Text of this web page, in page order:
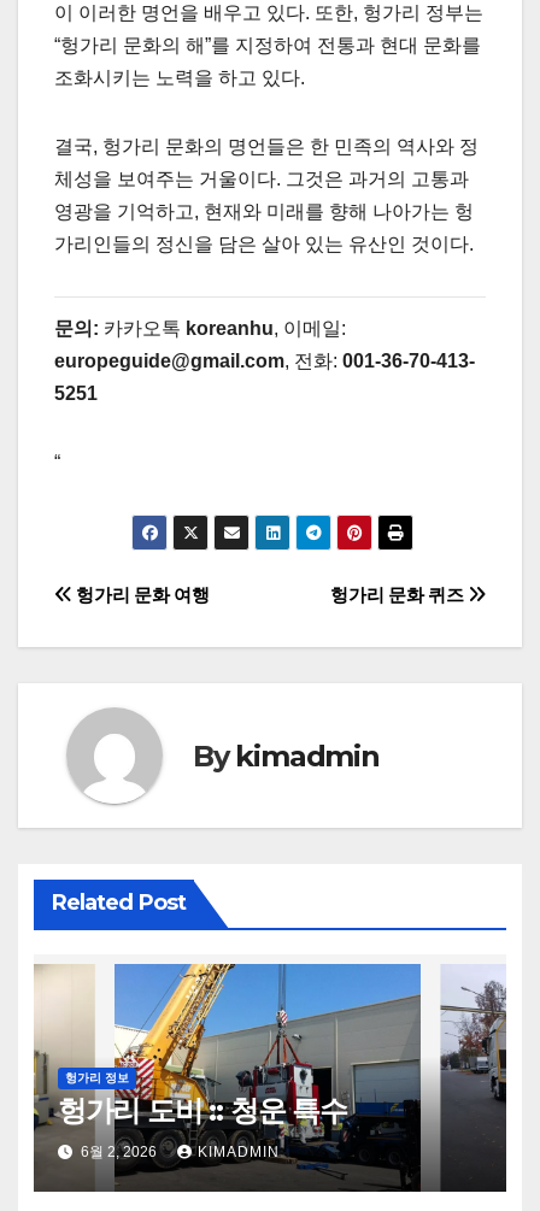
이 이러한 명언을 배우고 있다. 또한, 헝가리 정부는
“헝가리 문화의 해”를 지정하여 전통과 현대 문화를
조화시키는 노력을 하고 있다.
결국, 헝가리 문화의 명언들은 한 민족의 역사와 정
체성을 보여주는 거울이다. 그것은 과거의 고통과
영광을 기억하고, 현재와 미래를 향해 나아가는 헝
가리인들의 정신을 담은 살아 있는 유산인 것이다.
문의: 카카오톡 koreanhu, 이메일:
europeguide@gmail.com, 전화: 001-36-70-413-
5251
“
글
탐
헝가리 문화 퀴즈
헝가리 문화 여행
Bykimadmin
Related Post
헝가리 정보
헝가리 도비 :: 청운 특수
6월 2, 2026 KIMADMIN